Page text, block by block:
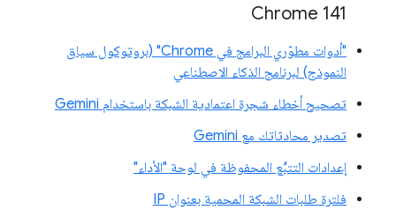
‫Chrome 141
"أدوات مطوّري البرامج في Chrome" (بروتوكول سياق
النموذج) لبرنامج الذكاء الاصطناعي
تصحيح أخطاء شجرة اعتمادية الشبكة باستخدام Gemini
تصدير محادثاتك مع Gemini
إعدادات التتبُّع المحفوظة في لوحة "الأداء"
فلترة طلبات الشبكة المحمية بعنوان IP